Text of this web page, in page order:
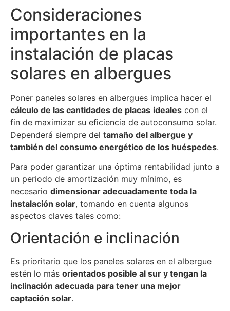
Consideraciones
importantes en la
instalación de placas
solares en albergues
Poner paneles solares en albergues implica hacer el
cálculo de las cantidades de placas ideales con el
fin de maximizar su eficiencia de autoconsumo solar.
Dependerá siempre del tamaño del albergue y
también del consumo energético de los huéspedes.
Para poder garantizar una óptima rentabilidad junto a
un periodo de amortización muy mínimo, es
necesario dimensionar adecuadamente toda la
instalación solar, tomando en cuenta algunos
aspectos claves tales como:
Orientación e inclinación
Es prioritario que los paneles solares en el albergue
estén lo más orientados posible al sur y tengan la
inclinación adecuada para tener una mejor
captación solar.